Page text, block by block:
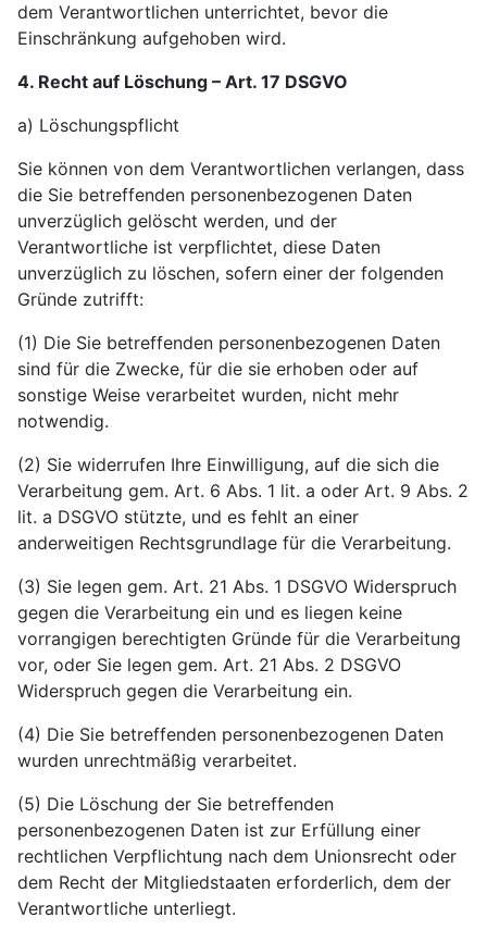
dem Verantwortlichen unterrichtet, bevor die
Einschränkung aufgehoben wird.
4. Recht auf Löschung – Art. 17 DSGVO
a) Löschungspflicht
Sie können von dem Verantwortlichen verlangen, dass
die Sie betreffenden personenbezogenen Daten
unverzüglich gelöscht werden, und der
Verantwortliche ist verpflichtet, diese Daten
unverzüglich zu löschen, sofern einer der folgenden
Gründe zutrifft:
(1) Die Sie betreffenden personenbezogenen Daten
sind für die Zwecke, für die sie erhoben oder auf
sonstige Weise verarbeitet wurden, nicht mehr
notwendig.
(2) Sie widerrufen Ihre Einwilligung, auf die sich die
Verarbeitung gem. Art. 6 Abs. 1 lit. a oder Art. 9 Abs. 2
lit. a DSGVO stützte, und es fehlt an einer
anderweitigen Rechtsgrundlage für die Verarbeitung.
(3) Sie legen gem. Art. 21 Abs. 1 DSGVO Widerspruch
gegen die Verarbeitung ein und es liegen keine
vorrangigen berechtigten Gründe für die Verarbeitung
vor, oder Sie legen gem. Art. 21 Abs. 2 DSGVO
Widerspruch gegen die Verarbeitung ein.
(4) Die Sie betreffenden personenbezogenen Daten
wurden unrechtmäßig verarbeitet.
(5) Die Löschung der Sie betreffenden
personenbezogenen Daten ist zur Erfüllung einer
rechtlichen Verpflichtung nach dem Unionsrecht oder
dem Recht der Mitgliedstaaten erforderlich, dem der
Verantwortliche unterliegt.